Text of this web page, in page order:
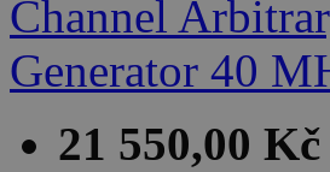
21 550,00 Kč